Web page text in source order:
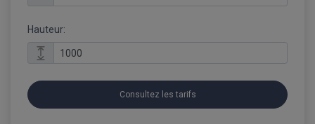
Hauteur:
Consultez les tarifs